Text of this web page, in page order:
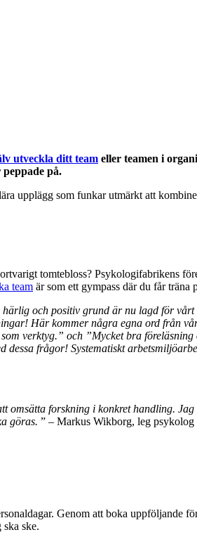
utveckla ditt team eller teamen i
på.
upplägg som funkar utmärkt att
tomtebloss? Psykologifabrikens
team är som ett gympass där du får träna
och positiv grund är nu lagd för
Här kommer några egna ord från
verktyg.” och ”Mycket bra
frågor! Systematiskt
omsätta forskning i konkret handling.
göras. ” – Markus Wikborg, leg psykolog
Genom att boka uppföljande
ske.